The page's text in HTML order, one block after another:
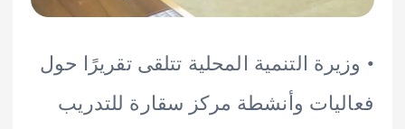
التنمية المحلية تتلقى تقريرًا حول
وأنشطة مركز سقارة للتدريب